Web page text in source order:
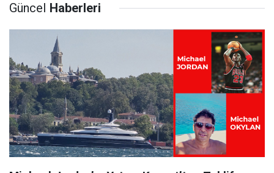
Güncel Haberleri